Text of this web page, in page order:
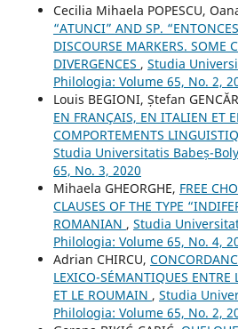
Cecilia Mihaela POPESCU,
“ATUNCI” AND SP.
DISCOURSE MARKERS. SOME
DIVERGENCES , Studia
Philologia: Volume 65, No. 2,
Louis BEGIONI, Ștefan
EN FRANÇAIS, EN ITALIEN ET
COMPORTEMENTS
Studia Universitatis Babeș-
65, No. 3, 2020
Mihaela GHEORGHE, FREE
CLAUSES OF THE TYPE
ROMANIAN , Studia
Philologia: Volume 65, No. 4,
Adrian CHIRCU,
LEXICO-SÉMANTIQUES ENTRE
ET LE ROUMAIN , Studia
Philologia: Volume 65, No. 2,